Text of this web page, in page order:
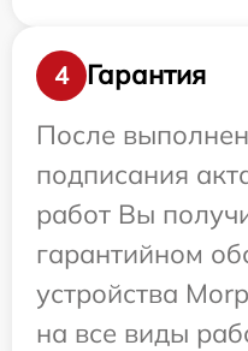
4
Гарантия
После
подписания
работ Вы
гарантийном
устройства
на все виды